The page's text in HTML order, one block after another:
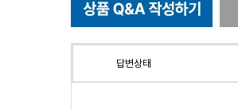
답변상태